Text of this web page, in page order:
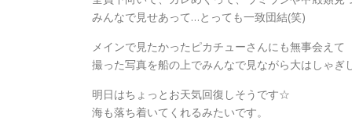
みんなで見せあって…とっても一致団結(笑)
メインで見たかったピカチューさんにも無事会えて
撮った写真を船の上でみんなで見ながら大はしゃぎ
明日はちょっとお天気回復しそうです☆
海も落ち着いてくれるみたいです。